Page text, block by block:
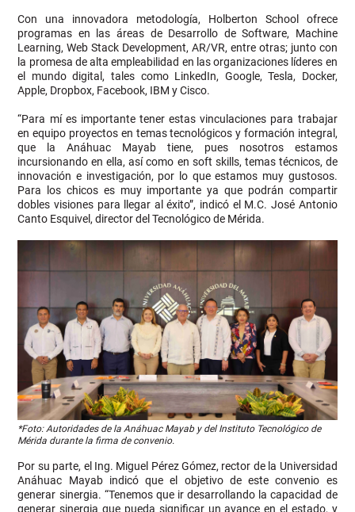
Con una innovadora metodología, Holberton School ofrece
programas en las áreas de Desarrollo de Software, Machine
Learning, Web Stack Development, AR/VR, entre otras; junto con
la promesa de alta empleabilidad en las organizaciones líderes en
el mundo digital, tales como LinkedIn, Google, Tesla, Docker,
Apple, Dropbox, Facebook, IBM y Cisco.
“Para mí es importante tener estas vinculaciones para trabajar
en equipo proyectos en temas tecnológicos y formación integral,
que la Anáhuac Mayab tiene, pues nosotros estamos
incursionando en ella, así como en soft skills, temas técnicos, de
innovación e investigación, por lo que estamos muy gustosos.
Para los chicos es muy importante ya que podrán compartir
dobles visiones para llegar al éxito”, indicó el M.C. José Antonio
Canto Esquivel, director del Tecnológico de Mérida.
*Foto: Autoridades de la Anáhuac Mayab y del Instituto Tecnológico de
Mérida durante la firma de convenio.
Por su parte, el Ing. Miguel Pérez Gómez, rector de la Universidad
Anáhuac Mayab indicó que el objetivo de este convenio es
generar sinergia. “Tenemos que ir desarrollando la capacidad de
generar sinergia que pueda significar un avance en el estado, y